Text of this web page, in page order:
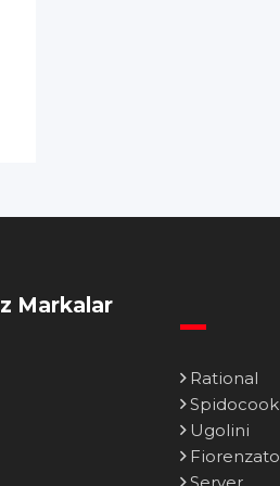
Markalar
Rational
Spidocook
Ugolini
Fiorenzato